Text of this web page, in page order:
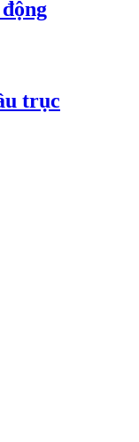
trục